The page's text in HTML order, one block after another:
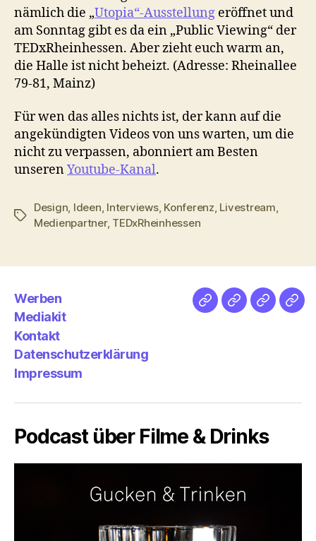
nämlich die „Utopia“-Ausstellung eröffnet und
am Sonntag gibt es da ein „Public Viewing“ der
TEDxRheinhessen. Aber zieht euch warm an,
die Halle ist nicht beheizt. (Adresse: Rheinallee
79-81, Mainz)
Für wen das alles nichts ist, der kann auf die
angekündigten Videos von uns warten, um die
nicht zu verpassen, abonniert am Besten
unserenYoutube-Kanal.
Schlagwörter
Design, Ideen, Interviews, Konferenz, Livestream,
Medienpartner, TEDxRheinhessen
Werben
Mediakit
Kontakt
Datenschutzerklärung
Impressum
NetzMedien
Podcast über Filme & Drinks